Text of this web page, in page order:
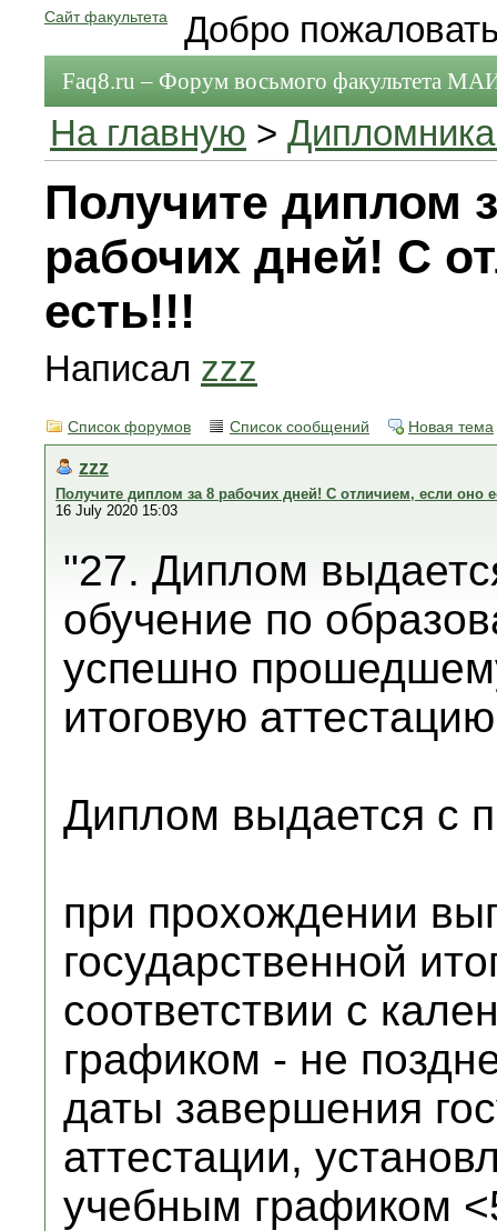
Сайт факультета Добро
Faq8.ru – Форум восьмого факультета
На главную >
Получите диплом
рабочих дней! С
есть!!!
Написал zzz
Список форумов Список сообщений Новая тема
zzz
Получите диплом за 8 рабочих дней! С отличием, если оно
16 July 2020 15:03
"27. Диплом
обучение по
успешно
итоговую
Диплом выдается с
при прохождении
государственной
соответствии с
графиком - не
даты завершения
аттестации,
учебным графиком